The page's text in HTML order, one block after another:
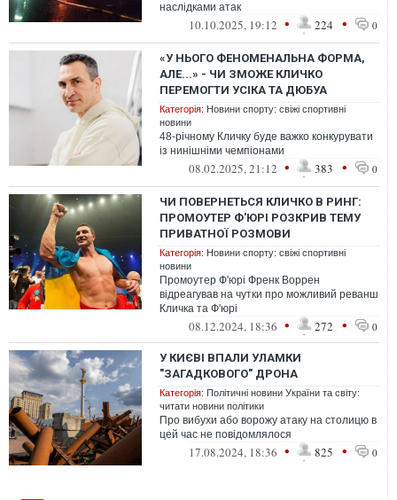
наслідками атак
10.10.2025, 19:12 • 224 • 0
«У НЬОГО ФЕНОМЕНАЛЬНА ФОРМА,
АЛЕ...» - ЧИ ЗМОЖЕ КЛИЧКО
ПЕРЕМОГТИ УСІКА ТА ДЮБУА
Категорія: Новини спорту: свіжі спортивні
новини
48-річному Кличку буде важко конкурувати
із нинішніми чемпіонами
08.02.2025, 21:12 • 383 • 0
ЧИ ПОВЕРНЕТЬСЯ КЛИЧКО В РИНГ:
ПРОМОУТЕР Ф'ЮРІ РОЗКРИВ ТЕМУ
ПРИВАТНОЇ РОЗМОВИ
Категорія: Новини спорту: свіжі спортивні
новини
Промоутер Ф'юрі Френк Воррен
відреагував на чутки про можливий реванш
Кличка та Ф'юрі
08.12.2024, 18:36 • 272 • 0
У КИЄВІ ВПАЛИ УЛАМКИ
"ЗАГАДКОВОГО" ДРОНА
Категорія: Політичні новини України та світу:
читати новини політики
Про вибухи або ворожу атаку на столицю в
цей час не повідомлялося
17.08.2024, 18:36 • 825 • 0